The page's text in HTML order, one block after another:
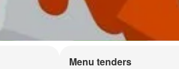
Menu tenders